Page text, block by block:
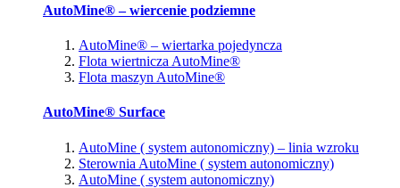
AutoMine® – wiercenie podziemne
AutoMine® – wiertarka pojedyncza
Flota wiertnicza AutoMine®
Flota maszyn AutoMine®
AutoMine® Surface
AutoMine ( system autonomiczny) – linia wzroku
Sterownia AutoMine ( system autonomiczny)
AutoMine ( system autonomiczny)